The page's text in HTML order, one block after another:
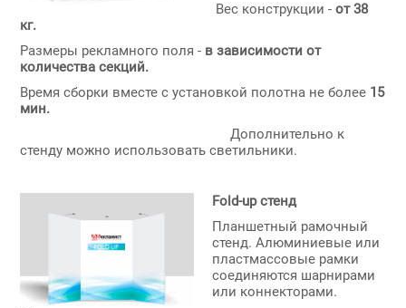
Вес конструкции - от 38
кг.
Размеры рекламного поля - в зависимости от
количества секций.
Время сборки вместе с установкой полотна не более 15
мин.
Дополнительно к
стенду можно использовать светильники.
Fold-up стенд
Планшетный рамочный
стенд. Алюминиевые или
пластмассовые рамки
соединяются шарнирами
или коннекторами.